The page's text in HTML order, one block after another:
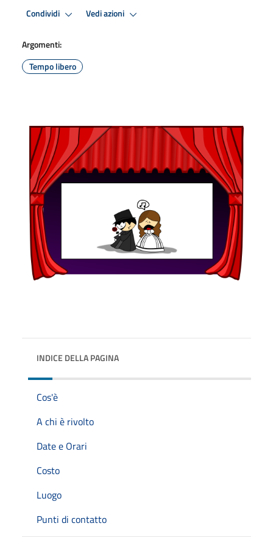
Condividi Vedi azioni
Argomenti:
Tempo libero
INDICE DELLA PAGINA
Cos'è
A chi è rivolto
Date e Orari
Costo
Luogo
Punti di contatto